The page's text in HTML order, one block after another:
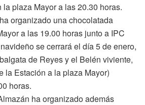
la plaza Mayor a las 20.30 horas.
organizado una chocolatada
a las 19.00 horas junto a IPC
se cerrará el día 5 de enero,
de Reyes y el Belén viviente,
la Estación a la plaza Mayor)
horas.
ha organizado además